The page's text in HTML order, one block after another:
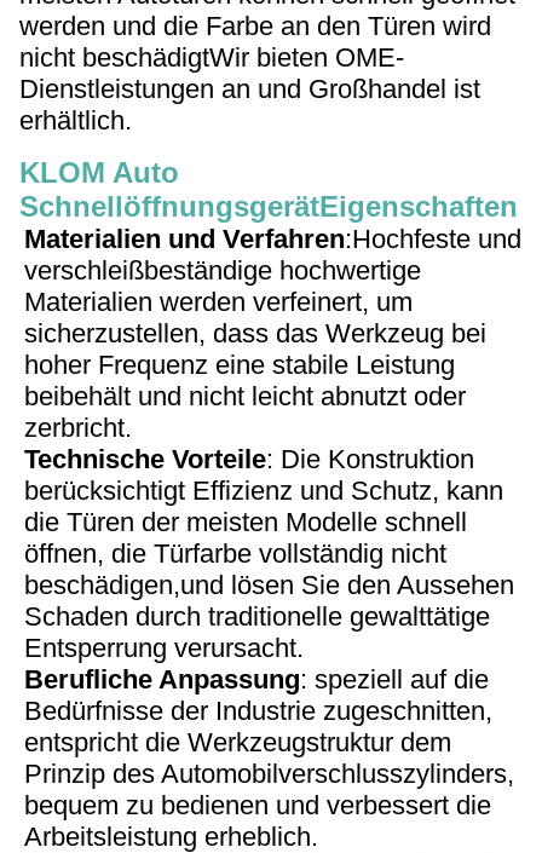
werden und die Farbe an den Türen wird
nicht beschädigtWir bieten OME-
Dienstleistungen an und Großhandel ist
erhältlich.
KLOM Auto
SchnellöffnungsgerätEigenschaften
Materialien und Verfahren:Hochfeste und
verschleißbeständige hochwertige
Materialien werden verfeinert, um
sicherzustellen, dass das Werkzeug bei
hoher Frequenz eine stabile Leistung
beibehält und nicht leicht abnutzt oder
zerbricht.
Technische Vorteile: Die Konstruktion
berücksichtigt Effizienz und Schutz, kann
die Türen der meisten Modelle schnell
öffnen, die Türfarbe vollständig nicht
beschädigen,und lösen Sie den Aussehen
Schaden durch traditionelle gewalttätige
Entsperrung verursacht.
Berufliche Anpassung: speziell auf die
Bedürfnisse der Industrie zugeschnitten,
entspricht die Werkzeugstruktur dem
Prinzip des Automobilverschlusszylinders,
bequem zu bedienen und verbessert die
Arbeitsleistung erheblich.